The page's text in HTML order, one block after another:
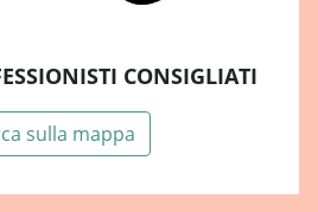
CONSIGLIATI
sulla mappa